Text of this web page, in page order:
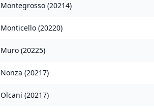
Montegrosso (20214)
Monticello (20220)
Muro (20225)
Nonza (20217)
Olcani (20217)